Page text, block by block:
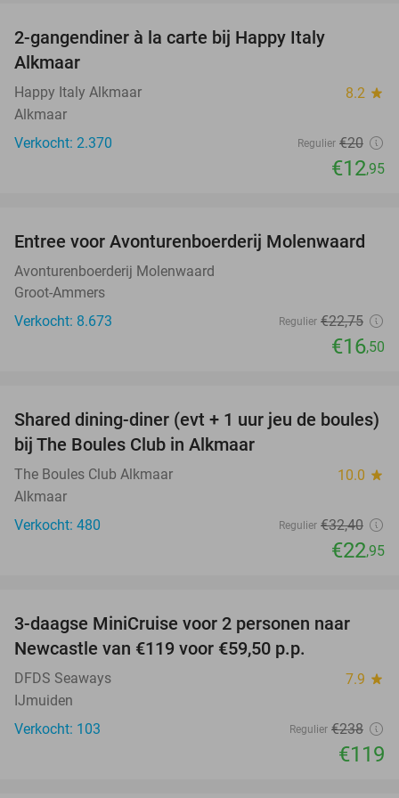
2-gangendiner à la carte bij Happy Italy
Alkmaar
Happy Italy Alkmaar 8.2 star
Alkmaar
Verkocht: 2.370
Regulier €20
€12,95
27%
Entree voor Avonturenboerderij Molenwaard
Avonturenboerderij Molenwaard
Groot-Ammers
Verkocht: 8.673
Regulier €22,75
€16,50
29%
Shared dining-diner (evt + 1 uur jeu de boules)
bij The Boules Club in Alkmaar
The Boules Club Alkmaar 10.0 star
Alkmaar
Verkocht: 480
Regulier €32,40
€22,95
50%
3-daagse MiniCruise voor 2 personen naar
Newcastle van €119 voor €59,50 p.p.
DFDS Seaways 7.9 star
IJmuiden
Verkocht: 103
Regulier €238
€119